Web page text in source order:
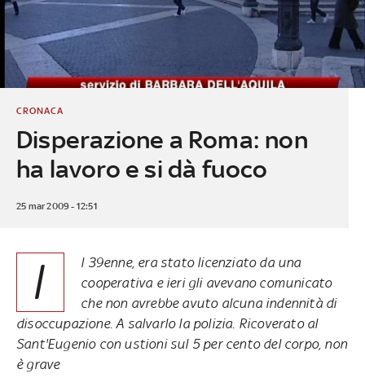
Disperazione a Roma: non
ha lavoro e si dà fuoco
CRONACA
25 mar 2009 - 12:51
I
l 39enne, era stato licenziato da una
cooperativa e ieri gli avevano comunicato
che non avrebbe avuto alcuna indennità di
disoccupazione. A salvarlo la polizia. Ricoverato al
Sant'Eugenio con ustioni sul 5 per cento del corpo, non
è grave